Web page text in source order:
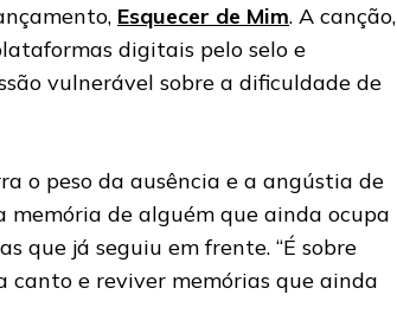
Esquecer de Mim. A canção,
digitais pelo selo e
vulnerável sobre a dificuldade de
o peso da ausência e a angústia de
memória de alguém que ainda ocupa
que já seguiu em frente. “É sobre
canto e reviver memórias que ainda